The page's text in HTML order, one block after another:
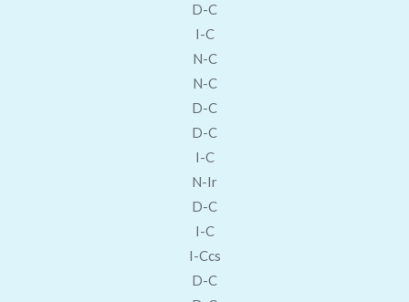
D-C
I-C
N-C
N-C
D-C
D-C
I-C
N-Ir
D-C
I-C
I-Ccs
D-C